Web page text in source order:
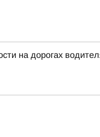
на дорогах